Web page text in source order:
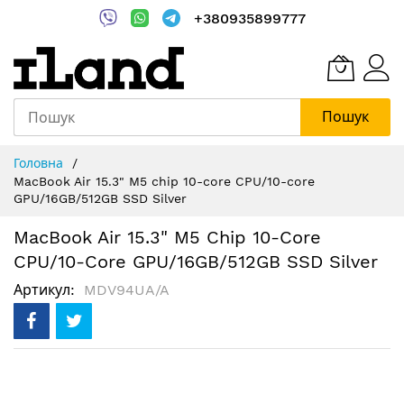
+380935899777
Пошук
Content
Головна
MacBook Air 15.3" M5 chip 10-core CPU/10-core
GPU/16GB/512GB SSD Silver
MacBook Air 15.3" M5 Chip 10-Core
CPU/10-Core GPU/16GB/512GB SSD Silver
Артикул MDV94UA/A